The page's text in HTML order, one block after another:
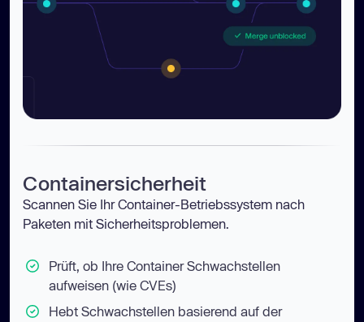
Containersicherheit
Scannen Sie Ihr Container-Betriebssystem nach
Paketen mit Sicherheitsproblemen.
Prüft, ob Ihre Container Schwachstellen
aufweisen (wie CVEs)
Hebt Schwachstellen basierend auf der